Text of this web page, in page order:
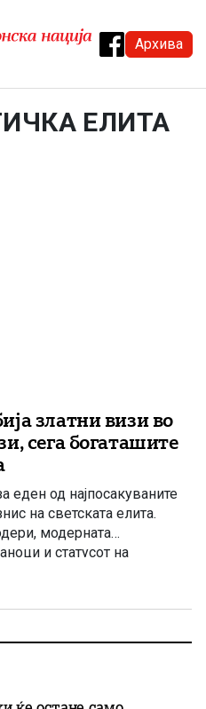
Архива
ЕЛИТА
златни визи во
сега богаташите
од најпосакуваните
на светската елита.
модерната
и статусот на
го претворија во магнет
години, јавноста во